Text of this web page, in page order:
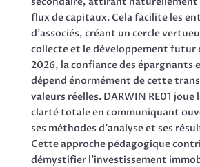
flux de capitaux. Cela facilite les
d’associés, créant un cercle
collecte et le développement futur
2026, la confiance des épargnants
dépend énormément de cette
valeurs réelles. DARWIN RE01 joue
clarté totale en communiquant
ses méthodes d’analyse et ses
Cette approche pédagogique
démystifier l’investissement